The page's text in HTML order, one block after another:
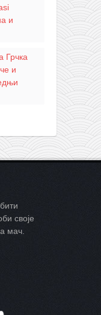
и
Грчка
и
своје
мач.